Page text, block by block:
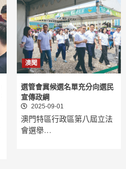
澳聞
選管會冀候選名單充分向選民
宣傳政綱
2025-09-01
澳門特區行政區第八屆立法
會選舉…